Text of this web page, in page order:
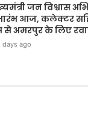
जन विश्वास
आज, कलेक्टर
से अमरपुर के लिए
days ago